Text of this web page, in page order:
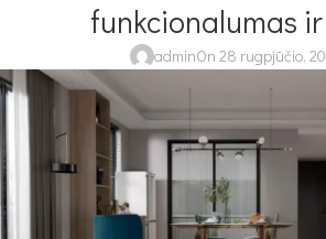
funkcionalumas
adminOn 28 rugpjūčio,